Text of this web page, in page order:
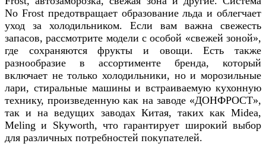
No Frost предотвращает образование льда и облегчает
уход за холодильником. Если вам важна свежесть
запасов, рассмотрите модели с особой «свежей зоной»,
где сохраняются фрукты и овощи. Есть также
разнообразие в ассортименте бренда, который
включает не только холодильники, но и морозильные
лари, стиральные машины и встраиваемую кухонную
технику, произведенную как на заводе «ДОНФРОСТ»,
так и на ведущих заводах Китая, таких как Midea,
Meling и Skyworth, что гарантирует широкий выбор
для различных потребностей покупателей.